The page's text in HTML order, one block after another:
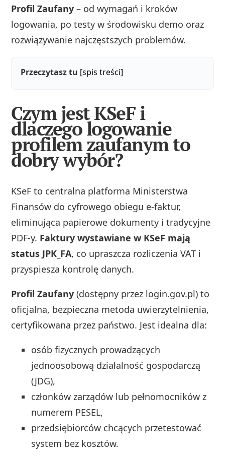
Profil Zaufany – od wymagań i kroków
logowania, po testy w środowisku demo oraz
rozwiązywanie najczęstszych problemów.
Przeczytasz tu [spis treści]
Czym jest KSeF i
dlaczego logowanie
profilem zaufanym to
dobry wybór?
KSeF to centralna platforma Ministerstwa
Finansów do cyfrowego obiegu e-faktur,
eliminująca papierowe dokumenty i tradycyjne
PDF-y. Faktury wystawiane w KSeF mają
status JPK_FA, co upraszcza rozliczenia VAT i
przyspiesza kontrolę danych.
Profil Zaufany (dostępny przez login.gov.pl) to
oficjalna, bezpieczna metoda uwierzytelnienia,
certyfikowana przez państwo. Jest idealna dla:
osób fizycznych prowadzących
jednoosobową działalność gospodarczą
(JDG),
członków zarządów lub pełnomocników z
numerem PESEL,
przedsiębiorców chcących przetestować
system bez kosztów.